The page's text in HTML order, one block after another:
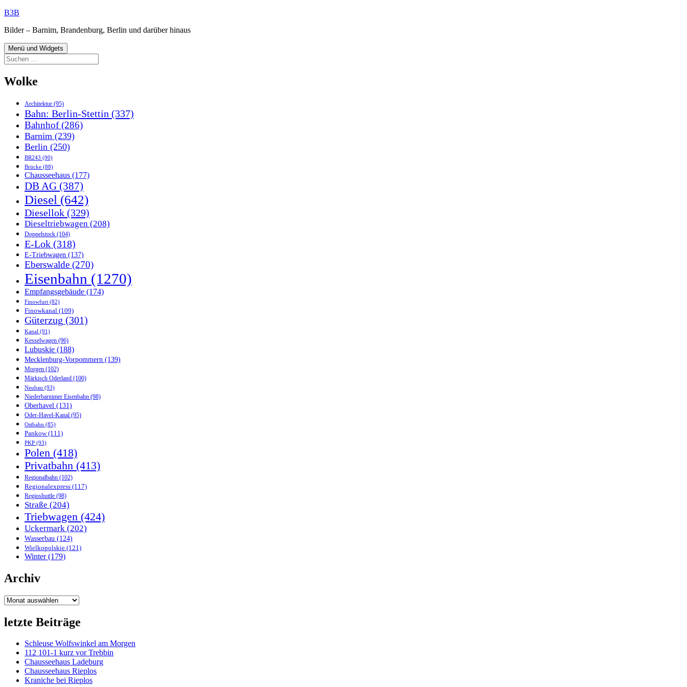
Zum
springen
B3B
Bilder – Barnim, Brandenburg, Berlin und darüber hinaus
Menü und Widgets
Suchen
nach:
Wolke
Architektur (95)
Bahn: Berlin-Stettin (337)
Bahnhof(286)
Barnim (239)
Berlin (250)
BR243 (90)
Brücke (88)
Chausseehaus (177)
DB AG (387)
Diesel (642)
Diesellok (329)
Dieseltriebwagen (208)
Doppelstock (104)
E-Lok (318)
E-Triebwagen (137)
Eberswalde (270)
Eisenbahn (1270)
Empfangsgebäude (174)
Finowfurt (82)
Finowkanal (109)
Güterzug (301)
Kanal (91)
Kesselwagen (96)
Lubuskie (188)
Mecklenburg-Vorpommern (139)
Morgen (102)
Märkisch Oderland (100)
Neubau (93)
Niederbarnimer Eisenbahn (98)
Oberhavel (131)
Oder-Havel-Kanal (95)
Ostbahn (85)
Pankow(111)
PKP (93)
Polen (418)
Privatbahn (413)
Regionalbahn (102)
Regionalexpress (117)
Regioshuttle (98)
Straße (204)
Triebwagen (424)
Uckermark (202)
Wasserbau (124)
Wielkopolskie (121)
Winter(179)
Archiv
Archiv
letzte Beiträge
Schleuse Wolfswinkel am Morgen
112 101-1 kurz vor Trebbin
Chausseehaus Ladeburg
Chausseehaus Rieplos
Kraniche bei Rieplos